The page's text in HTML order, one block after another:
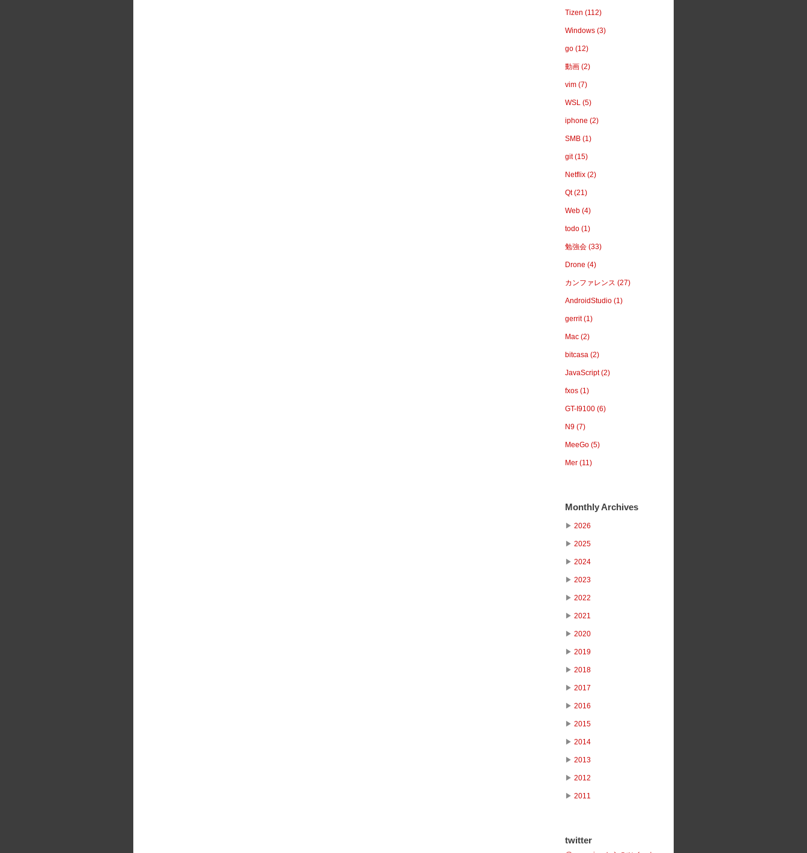
Tizen (112)
Windows (3)
go (12)
動画 (2)
vim (7)
WSL (5)
iphone (2)
SMB (1)
git (15)
Netflix (2)
Qt (21)
Web (4)
todo (1)
勉強会 (33)
Drone (4)
カンファレンス (27)
AndroidStudio (1)
gerrit (1)
Mac (2)
bitcasa (2)
JavaScript (2)
fxos (1)
GT-I9100 (6)
N9 (7)
MeeGo (5)
Mer (11)
Monthly Archives
▶ 2026
▶ 2025
▶ 2024
▶ 2023
▶ 2022
▶ 2021
▶ 2020
▶ 2019
▶ 2018
▶ 2017
▶ 2016
▶ 2015
▶ 2014
▶ 2013
▶ 2012
▶ 2011
twitter